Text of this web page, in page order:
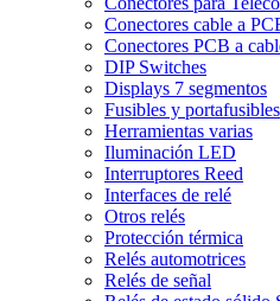
Conectores cable a
Conectores PCB a
DIP Switches
Displays 7 segmentos
Fusibles y portafusibles
Herramientas varias
Iluminación LED
Interruptores Reed
Interfaces de relé
Otros relés
Protección térmica
Relés automotrices
Relés de señal